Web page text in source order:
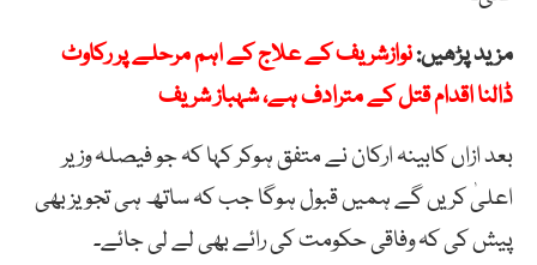
مزید پڑھیں:نوازشریف کے علاج کے اہم مرحلے پر رکاوٹ
ڈالنا اقدام قتل کے مترادف ہے، شہباز شریف
بعد ازاں کابینہ ارکان نے متفق ہوکر کہا کہ جو فیصلہ وزیر
اعلیٰ کریں گے ہمیں قبول ہوگا جب کہ ساتھ ہی تجویز بھی
پیش کی کہ وفاقی حکومت کی رائے بھی لے لی جائے۔